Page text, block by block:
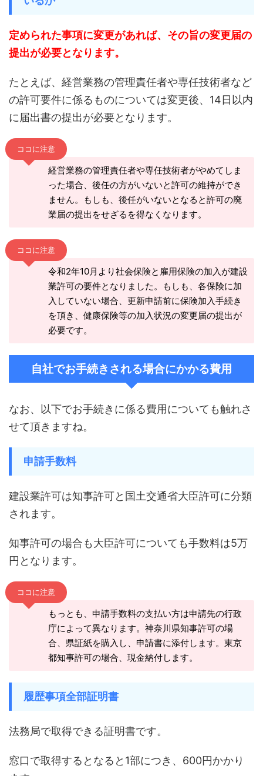
定められた事項に変更があれば、その旨の変更届の
提出が必要となります。
たとえば、経営業務の管理責任者や専任技術者など
の許可要件に係るものについては変更後、14日以内
に届出書の提出が必要となります。
ココに注意
経営業務の管理責任者や専任技術者がやめてしま
った場合、後任の方がいないと許可の維持ができ
ません。もしも、後任がいないとなると許可の廃
業届の提出をせざるを得なくなります。
ココに注意
令和2年10月より社会保険と雇用保険の加入が建設
業許可の要件となりました。もしも、各保険に加
入していない場合、更新申請前に保険加入手続き
を頂き、健康保険等の加入状況の変更届の提出が
必要です。
自社でお手続きされる場合にかかる費用
なお、以下でお手続きに係る費用についても触れさ
せて頂きますね。
申請手数料
建設業許可は知事許可と国土交通省大臣許可に分類
されます。
知事許可の場合も大臣許可についても手数料は5万
円となります。
ココに注意
もっとも、申請手数料の支払い方は申請先の行政
庁によって異なります。神奈川県知事許可の場
合、県証紙を購入し、申請書に添付します。東京
都知事許可の場合、現金納付します。
履歴事項全部証明書
法務局で取得できる証明書です。
窓口で取得するとなると1部につき、600円かかり